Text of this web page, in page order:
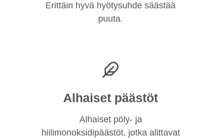
Erittäin hyvä hyötysuhde säästää
puuta.
Alhaiset päästöt
Alhaiset pöly- ja
hiilimonoksidipäästöt, jotka alittavat